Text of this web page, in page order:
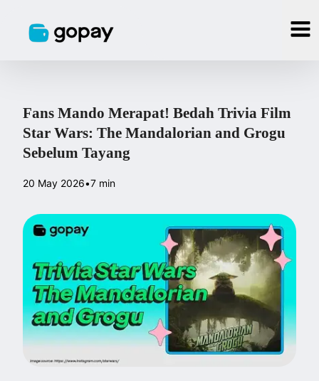
Fans Mando Merapat! Bedah Trivia Film
Star Wars: The Mandalorian and Grogu
Sebelum Tayang
20 May 2026•7 min